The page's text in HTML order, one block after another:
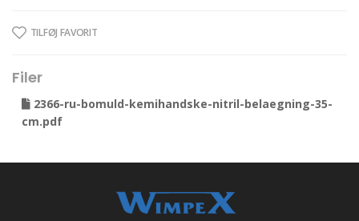
TILFØJ FAVORIT
Filer
2366-ru-bomuld-kemihandske-nitril-belaegning-35-
cm.pdf